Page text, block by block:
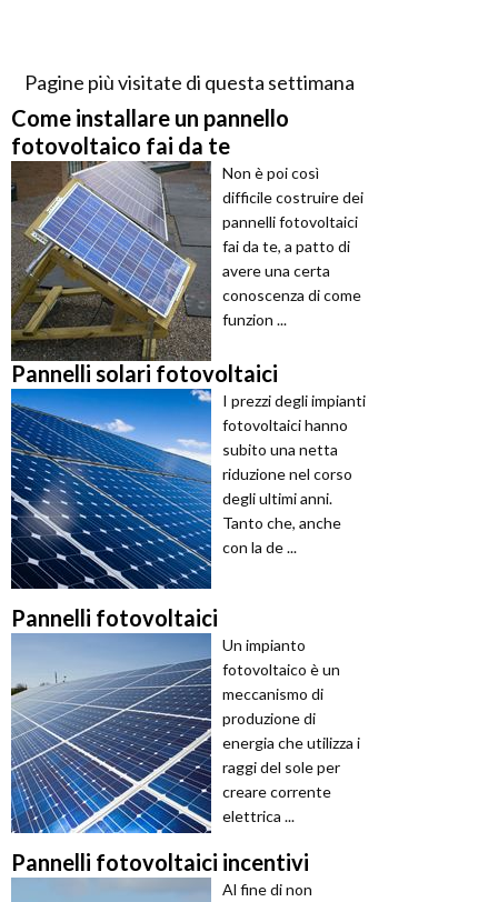
Pagine più visitate di questa settimana
Come installare un pannello
fotovoltaico fai da te
Non è poi così
difficile costruire dei
pannelli fotovoltaici
fai da te, a patto di
avere una certa
conoscenza di come
funzion ...
Pannelli solari fotovoltaici
I prezzi degli impianti
fotovoltaici hanno
subito una netta
riduzione nel corso
degli ultimi anni.
Tanto che, anche
con la de ...
Pannelli fotovoltaici
Un impianto
fotovoltaico è un
meccanismo di
produzione di
energia che utilizza i
raggi del sole per
creare corrente
elettrica ...
Pannelli fotovoltaici incentivi
Al fine di non